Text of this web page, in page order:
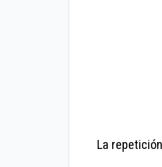
La